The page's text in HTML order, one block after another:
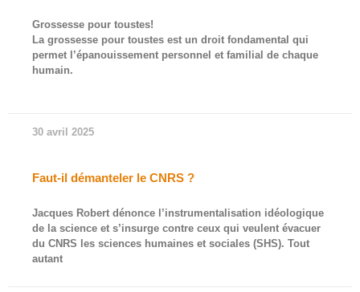
Grossesse pour toustes!
La grossesse pour toustes est un droit fondamental qui
permet l’épanouissement personnel et familial de chaque
humain.
30 avril 2025
Faut-il démanteler le CNRS ?
Jacques Robert dénonce l’instrumentalisation idéologique
de la science et s’insurge contre ceux qui veulent évacuer
du CNRS les sciences humaines et sociales (SHS). Tout
autant